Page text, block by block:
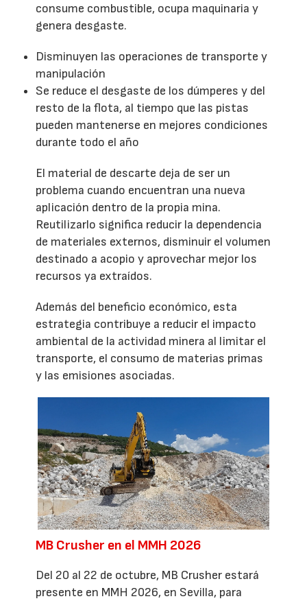
consume combustible, ocupa maquinaria y
genera desgaste.
Disminuyen las operaciones de transporte y
manipulación
Se reduce el desgaste de los dúmperes y del
resto de la flota, al tiempo que las pistas
pueden mantenerse en mejores condiciones
durante todo el año
El material de descarte deja de ser un
problema cuando encuentran una nueva
aplicación dentro de la propia mina.
Reutilizarlo significa reducir la dependencia
de materiales externos, disminuir el volumen
destinado a acopio y aprovechar mejor los
recursos ya extraídos.
Además del beneficio económico, esta
estrategia contribuye a reducir el impacto
ambiental de la actividad minera al limitar el
transporte, el consumo de materias primas
y las emisiones asociadas.
MB Crusher en el MMH 2026
Del 20 al 22 de octubre, MB Crusher estará
presente en MMH 2026, en Sevilla, para